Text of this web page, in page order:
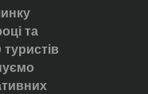
та